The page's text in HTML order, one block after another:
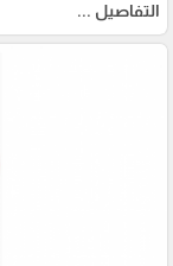
التفاصيل ...